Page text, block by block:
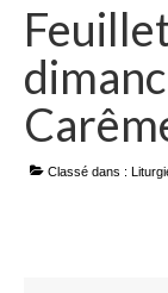
Classé dans :